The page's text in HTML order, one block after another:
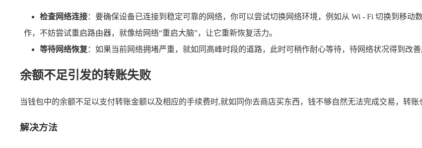
检查网络连接：要确保设备已连接到稳定可靠的网络，你可以尝试切换网络环境，例如从 Wi - Fi 切换到移
作，不妨尝试重启路由器，就像给网络“重启大脑”，让它重新恢复活力。
等待网络恢复 ：如果当前网络拥堵严重，就如同高峰时段的道路，此时可稍作耐心等待，待网络状况得到改
余额不足引发的转账失败
当钱包中的余额不足以支付转账金额以及相应的手续费时,就如同你去商店买东西，钱不够自然无法完成交易，转账
解决方法